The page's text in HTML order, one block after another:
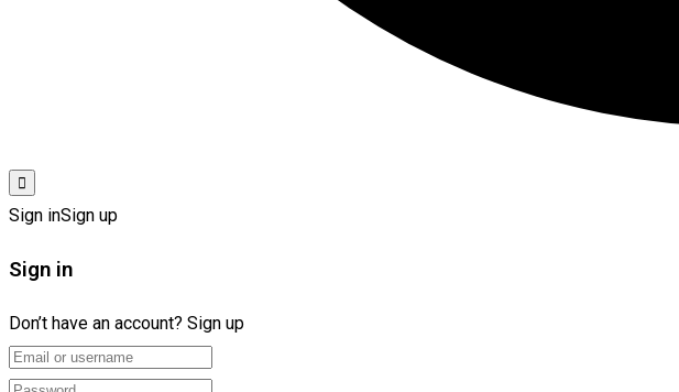
Sign inSign up
Sign in
Don’t have an account? Sign up